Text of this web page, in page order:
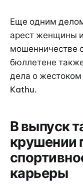
Еще одним
арест женщины
мошенничестве
бюллетене
дела о
Kathu.
В выпуск
крушении
карьеры